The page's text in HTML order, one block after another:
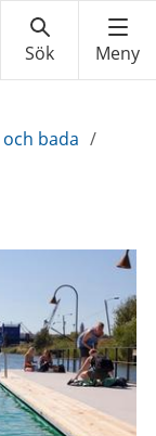
bada /